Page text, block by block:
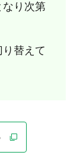
なり次第
替えて